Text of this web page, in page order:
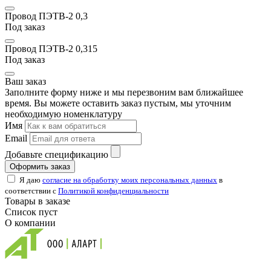
Провод ПЭТВ-2 0,3
Под заказ
Провод ПЭТВ-2 0,315
Под заказ
Ваш заказ
Заполните форму ниже и мы перезвоним вам ближайшее
время. Вы можете оставить заказ пустым, мы уточним
необходимую номенклатуру
Имя
Email
Добавьте спецификацию
Оформить заказ
Я даю согласие на обработку моих персональных данных в
соответствии с Политикой конфиденциальности
Товары в заказе
Список пуст
О компании